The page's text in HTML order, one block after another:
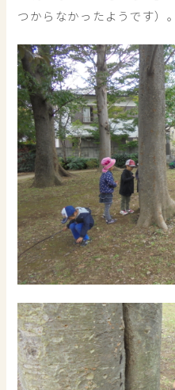
つからなかったようです）。